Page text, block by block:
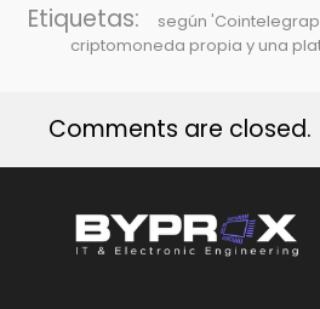
Etiquetas:
según
criptomoneda propia y una
Comments are closed.